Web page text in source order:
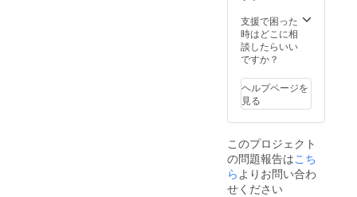
しょ
う。
支援で困った
時はどこに相
談したらいい
ですか？
ヘルプページを
見る
このプロジェクト
の問題報告はこち
らよりお問い合わ
せください